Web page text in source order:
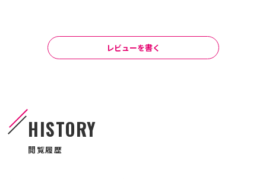
レビューを書く
HISTORY
閲覧履歴